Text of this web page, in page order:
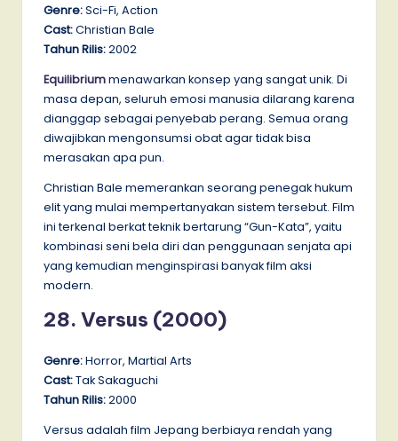
Genre:Sci-Fi, Action
Cast:Christian Bale
Tahun Rilis:2002
Equilibriummenawarkan konsep yang sangat unik. Di
masa depan, seluruh emosi manusia dilarang karena
dianggap sebagai penyebab perang. Semua orang
diwajibkan mengonsumsi obat agar tidak bisa
merasakan apa pun.
Christian Bale memerankan seorang penegak hukum
elit yang mulai mempertanyakan sistem tersebut. Film
ini terkenal berkat teknik bertarung “Gun-Kata”, yaitu
kombinasi seni bela diri dan penggunaan senjata api
yang kemudian menginspirasi banyak film aksi
modern.
28. Versus (2000)
Genre:Horror, Martial Arts
Cast:Tak Sakaguchi
Tahun Rilis:2000
Versus adalah film Jepang berbiaya rendah yang